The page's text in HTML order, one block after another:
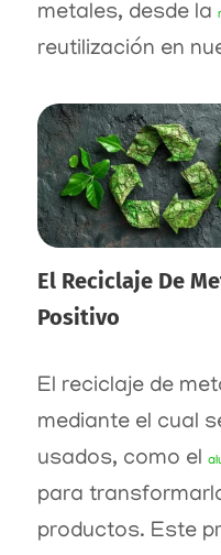
metales, desde la
reutilización en
El Reciclaje De
Positivo
El reciclaje de
mediante el cual
usados, como el
para
productos. Este